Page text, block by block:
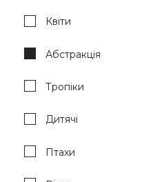
Квіти
Абстракція
Тропіки
Дитячі
Птахи